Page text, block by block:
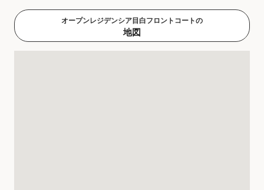
オープンレジデンシア目白フロントコートの
地図